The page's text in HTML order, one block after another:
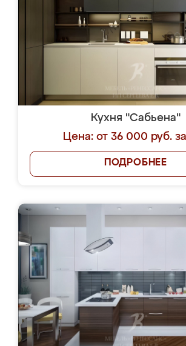
Кухня "Сабьена"
Цена: от 36 000 руб.
ПОДРОБНЕЕ